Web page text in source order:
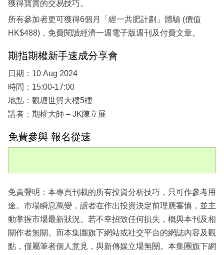
專
閱
專
區
獲得寶貴的交易技巧。
所有參加者更可獲得6個月「經一共肥計劃」體驗 (價值
HK$488)，免費閱讀經濟一週電子版週刊及付費文章。
期指期權新手速成分享會
日期：10 Aug 2024
時間：15:00-17:00
地點：觀塘世貿大樓5樓
講者：期權大師 – JK陳立展
免費參與 報名從速
免責聲明：本專頁刊載的所有投資分析技巧，只可作參考用
途。市場瞬息萬變，讀者在作出投資決定前理應審慎，並主
動掌握市場最新狀況。若不幸招致任何損失，概與本刊及相
關作者無關。而本集團旗下網站或社交平台的網誌內容及觀
點，僅屬筆者個人意見，與新傳媒立場無關。本集團旗下網